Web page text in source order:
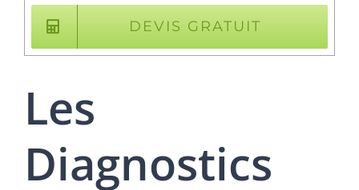
DEVIS GRATUIT
Les
Diagnostics